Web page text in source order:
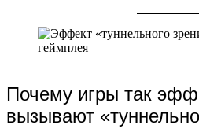
Почему игры так
вызывают